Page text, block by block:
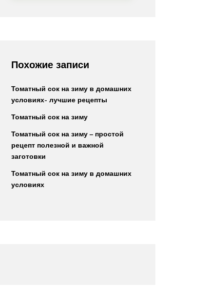
Похожие записи
Томатный сок на зиму в домашних
условиях- лучшие рецепты
Томатный сок на зиму
Томатный сок на зиму – простой
рецепт полезной и важной
заготовки
Томатный сок на зиму в домашних
условиях